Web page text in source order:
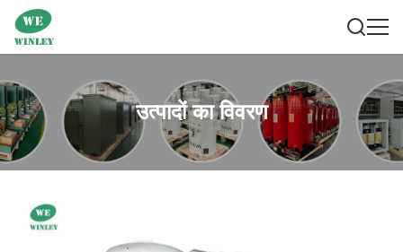
उत्पादों का विवरण